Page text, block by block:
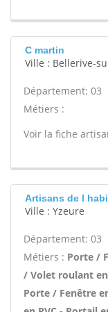
C martin
Ville : Bellerive-
Département: 03
Métiers :
Voir la fiche
Artisans de l
Ville : Yzeure
Département: 03
Métiers : Porte /
/ Volet roulant
Porte / Fenêtre